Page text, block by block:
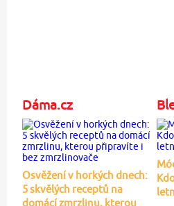
Dáma.cz
Osvěžení v horkých dnech:
5 skvělých receptů na
domácí zmrzlinu, kterou